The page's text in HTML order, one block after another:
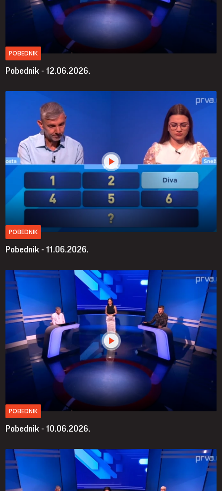
POBEDNIK
Pobednik - 12.06.2026.
POBEDNIK
Pobednik - 11.06.2026.
POBEDNIK
Pobednik - 10.06.2026.